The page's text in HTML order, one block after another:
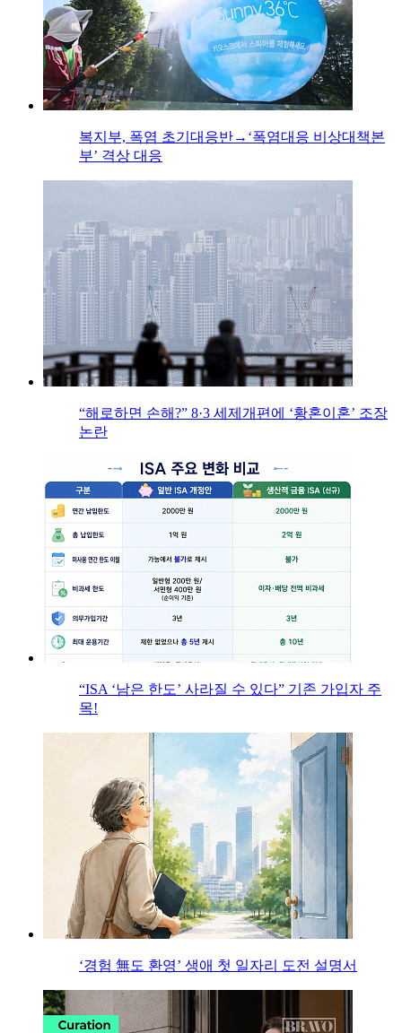
복지부, 폭염 초기대응반→‘폭염대응 비상대책본
부’ 격상 대응
“해로하면 손해?” 8·3 세제개편에 ‘황혼이혼’ 조장
논란
“ISA ‘남은 한도’ 사라질 수 있다” 기존 가입자 주
목!
‘경험 無도 환영’ 생애 첫 일자리 도전 설명서